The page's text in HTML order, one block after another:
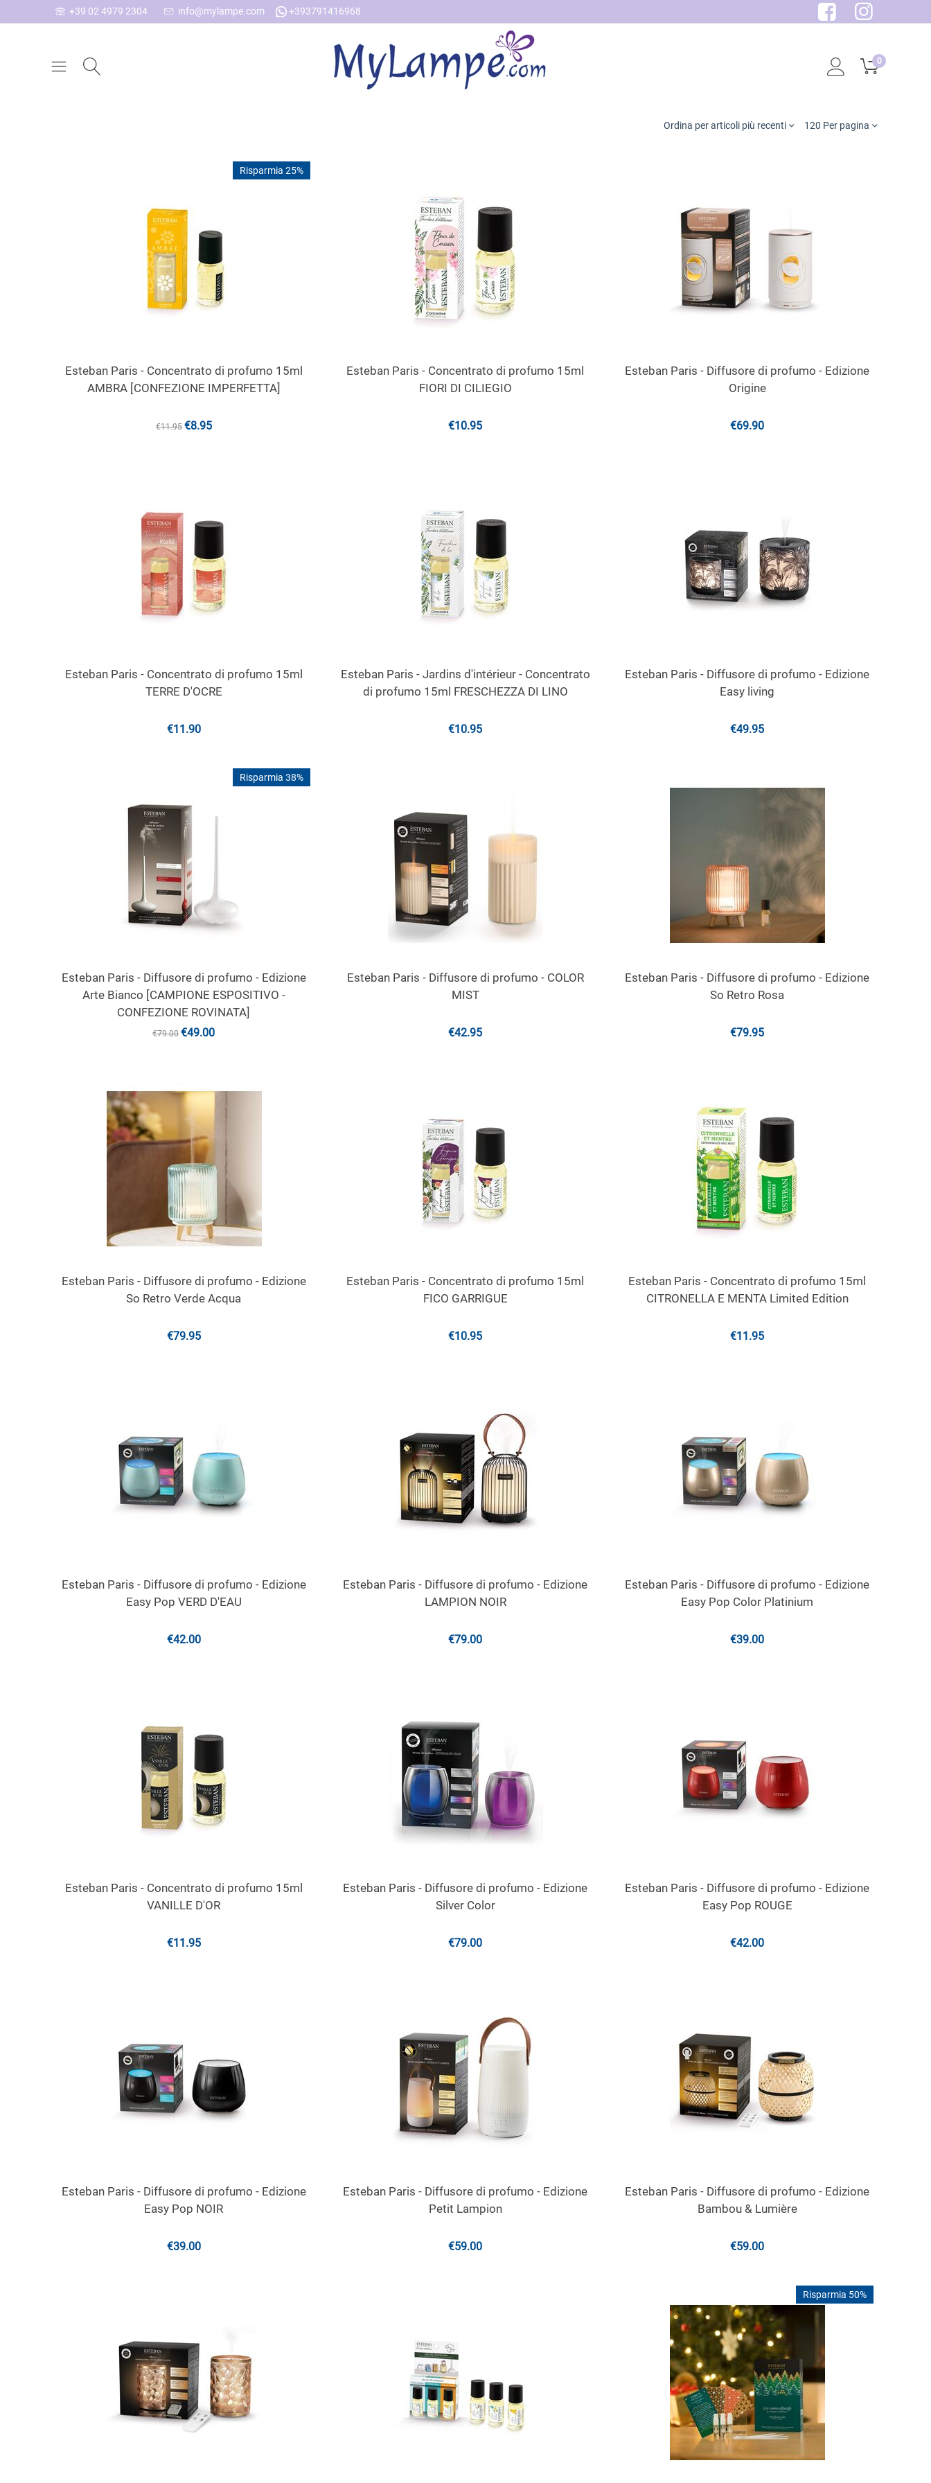
+39 02 4979 2304 info@mylampe.com +393791416968
0
Ordina per articoli più recenti 120 Per pagina
Risparmia 25%
Esteban Paris - Concentrato di profumo 15ml
AMBRA [CONFEZIONE IMPERFETTA]
€11.95 €8.95
Esteban Paris - Concentrato di profumo 15ml
FIORI DI CILIEGIO
€10.95
Esteban Paris - Diffusore di profumo - Edizione
Origine
€69.90
Esteban Paris - Concentrato di profumo 15ml
TERRE D'OCRE
€11.90
Esteban Paris - Jardins d'intérieur - Concentrato
di profumo 15ml FRESCHEZZA DI LINO
€10.95
Esteban Paris - Diffusore di profumo - Edizione
Easy living
€49.95
Risparmia 38%
Esteban Paris - Diffusore di profumo - Edizione
Arte Bianco [CAMPIONE ESPOSITIVO -
CONFEZIONE ROVINATA]
€79.00 €49.00
Esteban Paris - Diffusore di profumo - COLOR
MIST
€42.95
Esteban Paris - Diffusore di profumo - Edizione
So Retro Rosa
€79.95
Esteban Paris - Diffusore di profumo - Edizione
So Retro Verde Acqua
€79.95
Esteban Paris - Concentrato di profumo 15ml
FICO GARRIGUE
€10.95
Esteban Paris - Concentrato di profumo 15ml
CITRONELLA E MENTA Limited Edition
€11.95
Esteban Paris - Diffusore di profumo - Edizione
Easy Pop VERD D'EAU
€42.00
Esteban Paris - Diffusore di profumo - Edizione
LAMPION NOIR
€79.00
Esteban Paris - Diffusore di profumo - Edizione
Easy Pop Color Platinium
€39.00
Esteban Paris - Concentrato di profumo 15ml
VANILLE D'OR
€11.95
Esteban Paris - Diffusore di profumo - Edizione
Silver Color
€79.00
Esteban Paris - Diffusore di profumo - Edizione
Easy Pop ROUGE
€42.00
Esteban Paris - Diffusore di profumo - Edizione
Easy Pop NOIR
€39.00
Esteban Paris - Diffusore di profumo - Edizione
Petit Lampion
€59.00
Esteban Paris - Diffusore di profumo - Edizione
Bambou & Lumière
€59.00
Risparmia 50%